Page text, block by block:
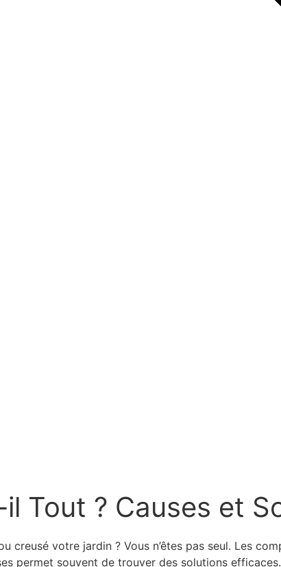
Tout ? Causes et
creusé votre jardin ? Vous n’êtes pas seul. Les
permet souvent de trouver des solutions efficaces.